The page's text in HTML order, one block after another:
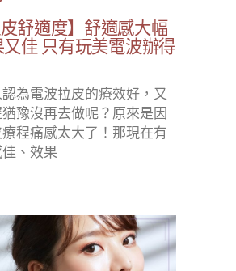
皮舒適度】舒適感大幅
佳 只有玩美電波辦得
為電波拉皮的療效好，又
豫沒再去做呢？原來是因
程痛感太大了！那現在有
、效果